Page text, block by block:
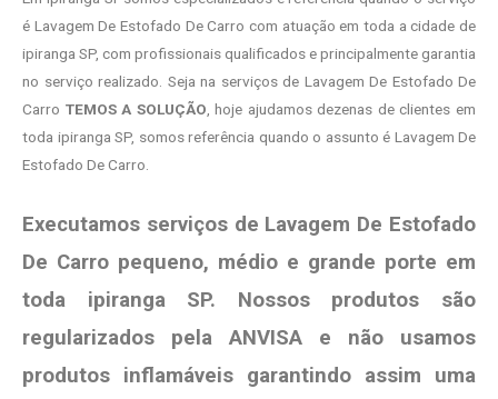
é Lavagem De Estofado De Carro com atuação em toda a cidade de
ipiranga SP, com profissionais qualificados e principalmente garantia
no serviço realizado. Seja na serviços de Lavagem De Estofado De
Carro TEMOS A SOLUÇÃO , hoje ajudamos dezenas de clientes em
toda ipiranga SP, somos referência quando o assunto é Lavagem De
Estofado De Carro.
Executamos serviços de Lavagem De Estofado
De Carro pequeno, médio e grande porte em
toda ipiranga SP. Nossos produtos são
regularizados pela ANVISA e não usamos
produtos inflamáveis garantindo assim uma